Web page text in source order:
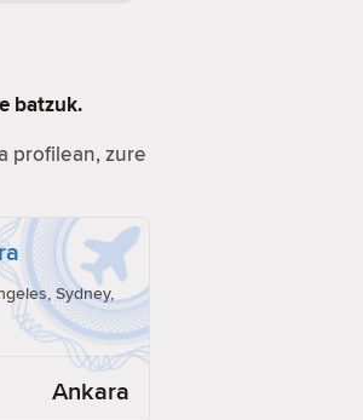
batzuk.
profilean, zure
Sydney,
Ankara